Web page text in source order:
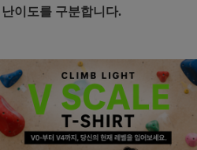
이도를 구분합니다.